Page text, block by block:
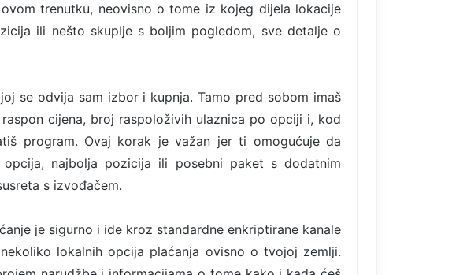
trenutku, neovisno o tome iz kojeg dijela lokacije
ili nešto skuplje s boljim pogledom, sve detalje o
se odvija sam izbor i kupnja. Tamo pred sobom imaš
cijena, broj raspoloživih ulaznica po opciji i, kod
program. Ovaj korak je važan jer ti omogućuje da
najbolja pozicija ili posebni paket s dodatnim
s izvođačem.
je sigurno i ide kroz standardne enkriptirane kanale
lokalnih opcija plaćanja ovisno o tvojoj zemlji.